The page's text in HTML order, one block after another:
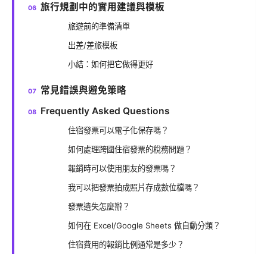
旅行規劃中的實用建議與模板
旅遊前的準備清單
出差/差旅模板
小結：如何把它做得更好
常見錯誤與避免策略
Frequently Asked Questions
住宿發票可以電子化保存嗎？
如何處理跨國住宿發票的稅務問題？
報銷時可以使用朋友的發票嗎？
我可以把發票拍成照片存成數位檔嗎？
發票遺失怎麼辦？
如何在 Excel/Google Sheets 做自動分類？
住宿費用的報銷比例通常是多少？